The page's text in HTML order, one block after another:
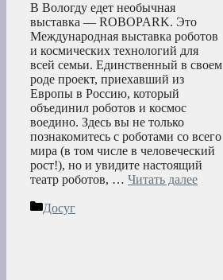
В Вологду едет необычная
выставка — ROBOPARK. Это
Международная выставка роботов
и космических технологий для
всей семьи. Единственный в своем
роде проект, приехавший из
Европы в Россию, который
объединил роботов и космос
воедино. Здесь вы не только
познакомитесь с роботами со всего
мира (в том числе в человеческий
рост!), но и увидите настоящий
театр роботов, … Читать далее
Рубрики
Досуг